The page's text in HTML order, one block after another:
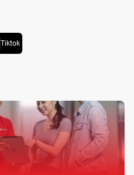
Tiktok